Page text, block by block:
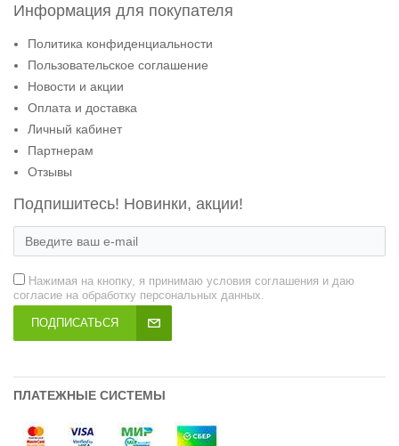
Информация для покупателя
Политика конфиденциальности
Пользовательское соглашение
Новости и акции
Оплата и доставка
Личный кабинет
Партнерам
Отзывы
Подпишитесь! Новинки, акции!
Нажимая на кнопку, я принимаю условия соглашения и даю
согласие на обработку персональных данных.
ПОДПИСАТЬСЯ
ПЛАТЕЖНЫЕ СИСТЕМЫ